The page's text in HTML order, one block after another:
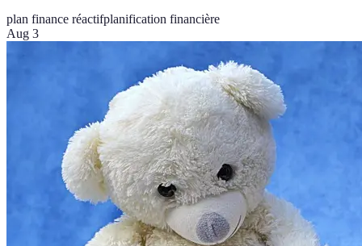
plan finance réactifplanification financière
Aug 3